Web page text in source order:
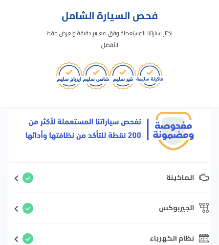
فحص السيارة الشامل
نختار سياراتنا المستعملة وفق معايير دقيقة ونعرض فقط
الأفضل
الماكينة
الجيربوكس
نظام الكهرباء